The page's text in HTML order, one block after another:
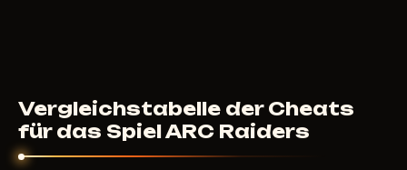
Vergleichstabelle der Cheats
für das Spiel ARC Raiders